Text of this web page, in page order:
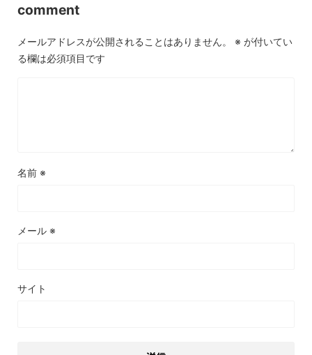
comment
メールアドレスが公開されることはありません。 ※ が付いてい
る欄は必須項目です
名前 ※
メール ※
サイト